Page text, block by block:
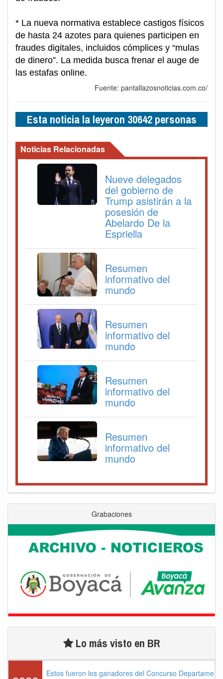
* La nueva normativa establece castigos físicos
de hasta 24 azotes para quienes participen en
fraudes digitales, incluidos cómplices y “mulas
de dinero”. La medida busca frenar el auge de
las estafas online.
Fuente: pantallazosnoticias.com.co/
Esta noticia la leyeron 30642 personas
Noticias Relacionadas
Nueve delegados
del gobierno de
Trump asistirán a la
posesión de
Abelardo De la
Espriella
Resumen
informativo del
mundo
Resumen
informativo del
mundo
Resumen
informativo del
mundo
Resumen
informativo del
mundo
Grabaciones
Lo más visto en BR
Estos fueron los ganadores del Concurso